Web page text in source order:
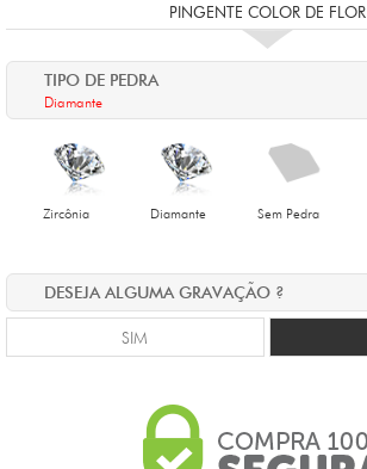
PINGENTE COLOR DE FLOR
TIPO DE PEDRA
Diamante
Zircônia Diamante Sem Pedra
DESEJA ALGUMA GRAVAÇÃO ?
SIM